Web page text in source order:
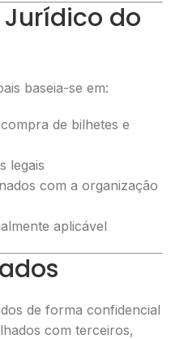
do
baseia-se em:
de bilhetes e
legais
com a organização
aplicável
de forma confidencial
com terceiros,